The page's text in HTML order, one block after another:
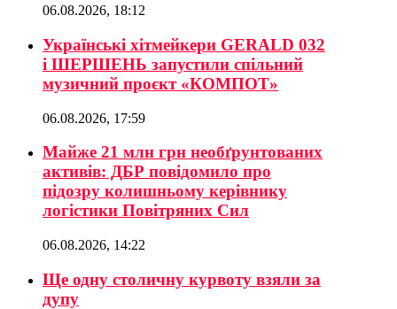
06.08.2026, 18:12
Українські хітмейкери GERALD 032
і ШЕРШЕНЬ запустили спільний
музичний проєкт «КОМПОТ»
06.08.2026, 17:59
Майже 21 млн грн необґрунтованих
активів: ДБР повідомило про
підозру колишньому керівнику
логістики Повітряних Сил
06.08.2026, 14:22
Ще одну столичну курвоту взяли за
дупу